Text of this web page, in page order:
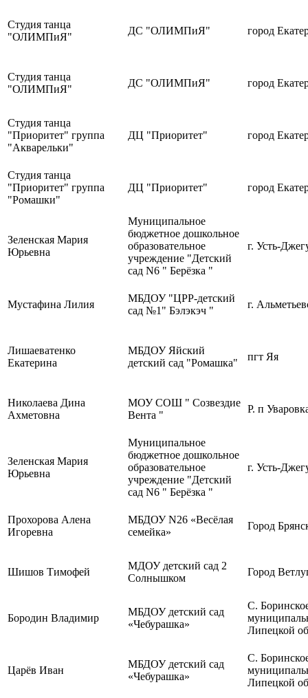
Студия танца
"ОЛИМПиЯ"
ДС "ОЛИМПиЯ" город
Студия танца
"ОЛИМПиЯ"
ДС "ОЛИМПиЯ" город
Студия танца
"Приоритет" группа
"Акварельки"
ДЦ "Приоритет" город
Студия танца
"Приоритет" группа
"Ромашки"
ДЦ "Приоритет" город
Зеленская Мария
Юрьевна
Муниципальное
бюджетное дошкольное
образовательное
учреждение "Детский
сад N6 " Берёзка "
г. Усть-
Мустафина Лилия
МБДОУ "ЦРР-детский
сад №1" Бэлэкэч "
г.
Лишаеватенко
Екатерина
МБДОУ Яйский
детский сад "Ромашка"
пгт Яя
Николаева Дина
Ахметовна
МОУ СОШ " Созвездие
Вента "
Р. п
Зеленская Мария
Юрьевна
Муниципальное
бюджетное дошкольное
образовательное
учреждение "Детский
сад N6 " Берёзка "
г. Усть-
Прохорова Алена
Игоревна
МБДОУ N26 «Весёлая
семейка»
Город
Шишов Тимофей
МДОУ детский сад 2
Солнышком
Город
Бородин Владимир
МБДОУ детский сад
«Чебурашка»
С.
Липецкой
Царёв Иван
МБДОУ детский сад
«Чебурашка»
С.
Липецкой